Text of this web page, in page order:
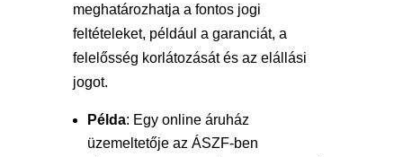
meghatározhatja a fontos jogi
feltételeket, például a garanciát, a
felelősség korlátozását és az elállási
jogot.
Példa: Egy online áruház
üzemeltetője az ÁSZF-ben